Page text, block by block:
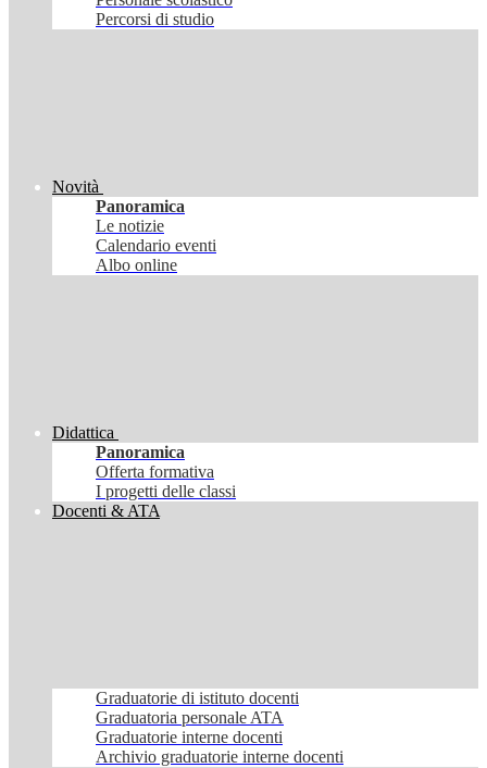
Percorsi di studio
Novità
Panoramica
Le notizie
Calendario eventi
Albo online
Didattica
Panoramica
Offerta formativa
I progetti delle classi
Docenti & ATA
Graduatorie di istituto docenti
Graduatoria personale ATA
Graduatorie interne docenti
Archivio graduatorie interne docenti